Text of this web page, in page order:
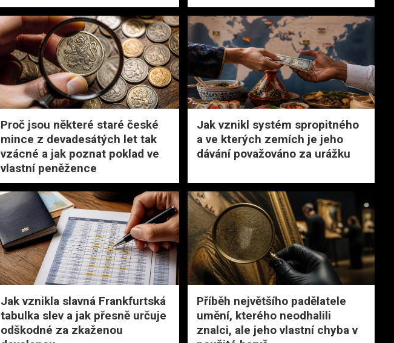
Proč jsou některé staré české
mince z devadesátých let tak
vzácné a jak poznat poklad ve
vlastní peněžence
Jak vznikl systém spropitného
a ve kterých zemích je jeho
dávání považováno za urážku
Jak vznikla slavná Frankfurtská
tabulka slev a jak přesně určuje
odškodné za zkaženou
Příběh největšího padělatele
umění, kterého neodhalili
znalci, ale jeho vlastní chyba v